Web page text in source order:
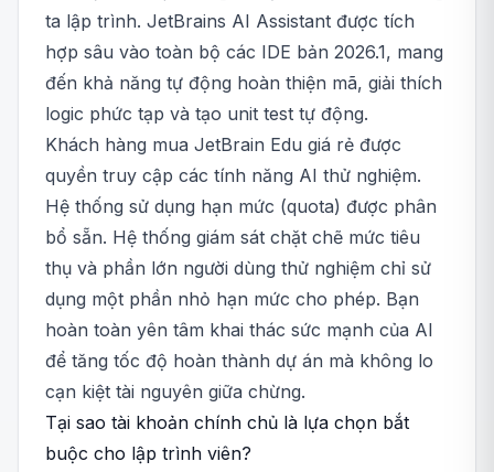
ta lập trình. JetBrains AI Assistant được tích
hợp sâu vào toàn bộ các IDE bản 2026.1, mang
đến khả năng tự động hoàn thiện mã, giải thích
logic phức tạp và tạo unit test tự động.
Khách hàng mua JetBrain Edu giá rẻ được
quyền truy cập các tính năng AI thử nghiệm.
Hệ thống sử dụng hạn mức (quota) được phân
bổ sẵn. Hệ thống giám sát chặt chẽ mức tiêu
thụ và phần lớn người dùng thử nghiệm chỉ sử
dụng một phần nhỏ hạn mức cho phép. Bạn
hoàn toàn yên tâm khai thác sức mạnh của AI
để tăng tốc độ hoàn thành dự án mà không lo
cạn kiệt tài nguyên giữa chừng.
Tại sao tài khoản chính chủ là lựa chọn bắt
buộc cho lập trình viên?